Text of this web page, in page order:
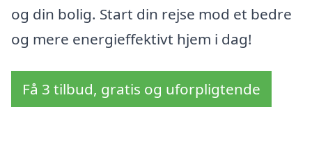
og din bolig. Start din rejse mod et bedre
og mere energieffektivt hjem i dag!
Få 3 tilbud, gratis og uforpligtende